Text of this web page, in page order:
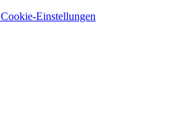
Cookie-Einstellungen